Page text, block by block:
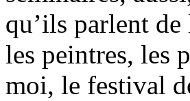
qu’ils parlent
les peintres, les
moi, le festival